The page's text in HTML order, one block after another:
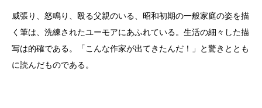
威張り、怒鳴り、殴る父親のいる、昭和初期の一般家庭の姿を描
く筆は、洗練されたユーモアにあふれている。生活の細々した描
写は的確である。「こんな作家が出てきたんだ！」と驚きととも
に読んだものである。